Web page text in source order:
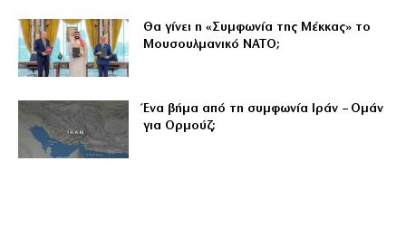
Θα γίνει η «Συμφωνία της Μέκκας» το
Μουσουλμανικό ΝΑΤΟ;
Ένα βήμα από τη συμφωνία Ιράν – Ομάν
για Ορμούζ;